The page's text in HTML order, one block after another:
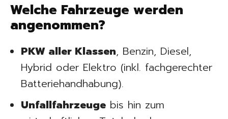
Welche Fahrzeuge werden
angenommen?
PKW aller Klassen, Benzin, Diesel,
Hybrid oder Elektro (inkl. fachgerechter
Batteriehandhabung).
Unfallfahrzeuge bis hin zum